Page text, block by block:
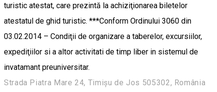
turistic atestat, care prezintă la achiziţionarea biletelor
atestatul de ghid turistic. ***Conform Ordinului 3060 din
03.02.2014 – Condiţii de organizare a taberelor, excursiilor,
expediţiilor si a altor activitati de timp liber in sistemul de
invatamant preuniversitar.
Strada Piatra Mare 24, Timișu de Jos 505302, România